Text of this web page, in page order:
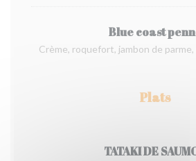
Blue coast
Crème, roquefort, jambon de
Plats
TATAKI DE